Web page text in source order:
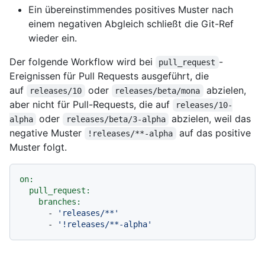
Ein übereinstimmendes positives Muster nach
einem negativen Abgleich schließt die Git-Ref
wieder ein.
Der folgende Workflow wird bei
pull_request -
Ereignissen für Pull Requests ausgeführt, die
auf
releases/10 oder releases/beta/mona
abzielen,
aber nicht für Pull-Requests, die auf
releases/10-
alpha
oder releases/beta/3-alpha
abzielen, weil das
negative Muster
!releases/**-alpha
auf das positive
Muster folgt.
on:
pull_request:
branches:
-
'releases/**'
-
'!releases/**-alpha'